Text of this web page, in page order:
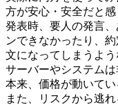
方が安心・安全だと
発表時、要人の発言
ンできなかったり、
文になってしまうよ
サーバーやシステムは
本来、価格が動いて
また、リスクから逃